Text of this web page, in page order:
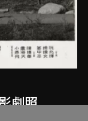
劇照